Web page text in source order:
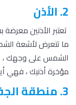
2. الأذن
تعتبر الأذنين
ما تتعرض لأشعة
الشمس على وجهك ،
مؤخرة أذنيك ،
3. منطقة الجفون وتحت العين